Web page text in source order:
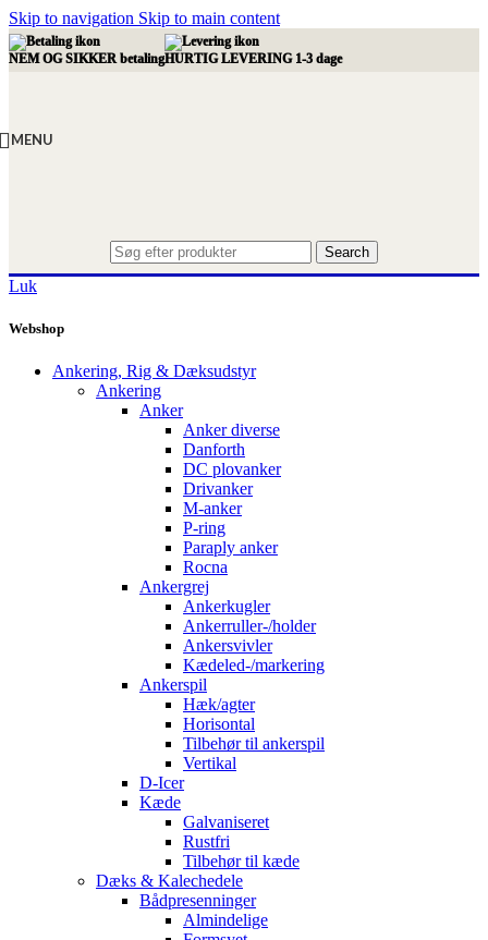
Skip to navigation Skip to main content
NEM OG SIKKER betalingHURTIG LEVERING 1-3 dage
MENU
Search
Luk
Webshop
Ankering, Rig & Dæksudstyr
Ankering
Anker
Anker diverse
Danforth
DC plovanker
Drivanker
M-anker
P-ring
Paraply anker
Rocna
Ankergrej
Ankerkugler
Ankerruller-/holder
Ankersvivler
Kædeled-/markering
Ankerspil
Hæk/agter
Horisontal
Tilbehør til ankerspil
Vertikal
D-Icer
Kæde
Galvaniseret
Rustfri
Tilbehør til kæde
Dæks & Kalechedele
Bådpresenninger
Almindelige